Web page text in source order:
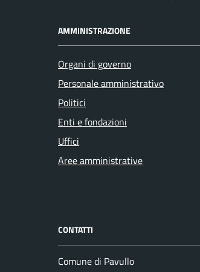
AMMINISTRAZIONE
Organi di governo
Personale amministrativo
Politici
Enti e fondazioni
Uffici
Aree amministrative
CONTATTI
Comune di Pavullo